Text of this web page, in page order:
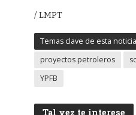
/ LMPT
Temas clave de esta noticia
proyectos petroleros
YPFB
Tal vez te interese